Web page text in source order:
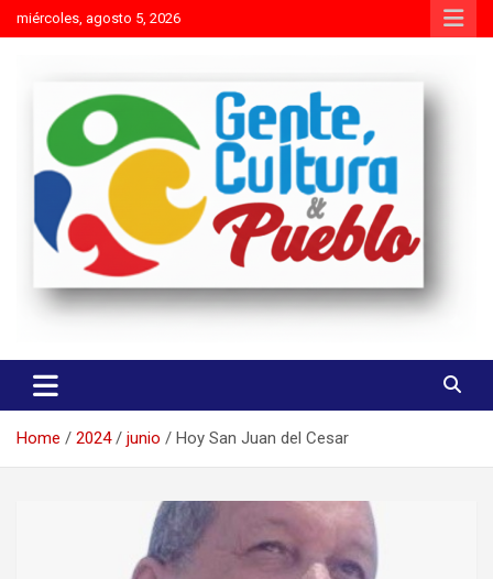
to
miércoles, agosto 5, 2026
Gente Cultura y Pueblo
Home 2024 junio Hoy San Juan del Cesar